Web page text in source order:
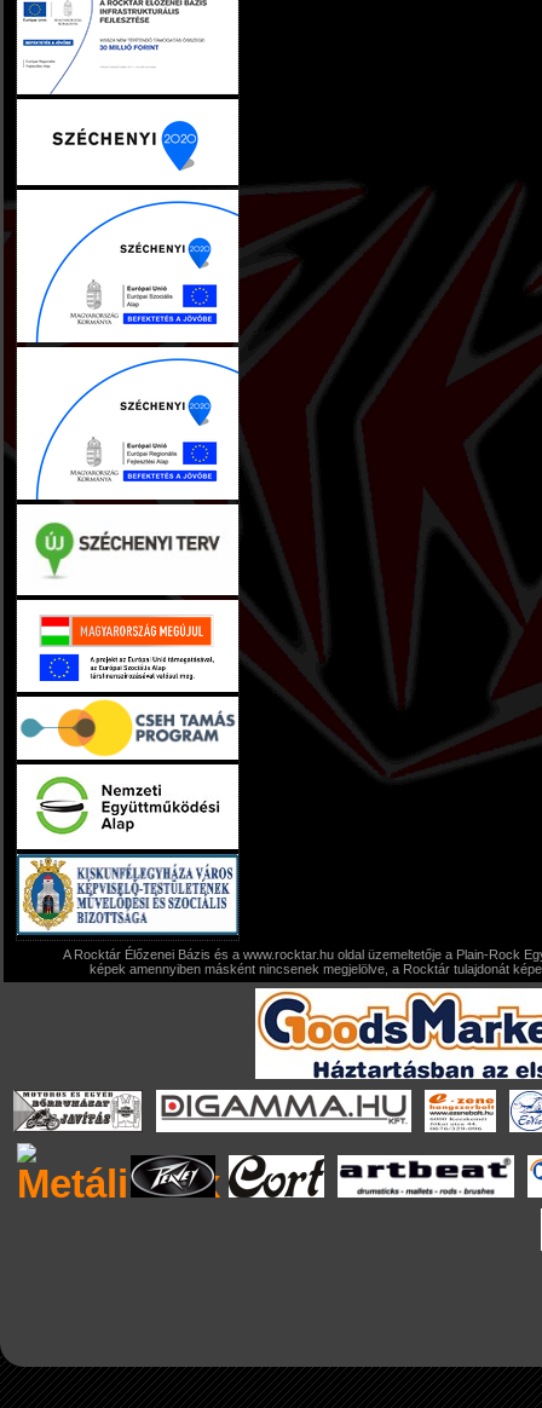
A Rocktár Élőzenei Bázis és a www.rocktar.hu oldal üzemeltetője a Plain-Rock
képek amennyiben másként nincsenek megjelölve, a Rocktár tulajdonát